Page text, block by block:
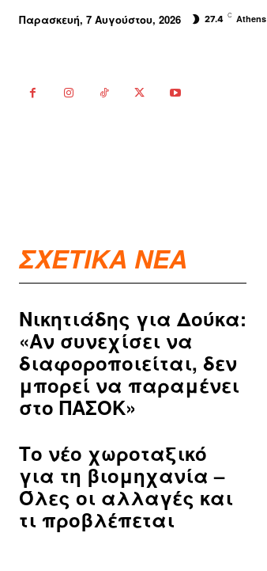
Παρασκευή, 7 Αυγούστου, 2026 27.4 C Athens
ΣΧΕΤΙΚΑ ΝΕΑ
Νικητιάδης για Δούκα:
«Αν συνεχίσει να
διαφοροποιείται, δεν
μπορεί να παραμένει
στο ΠΑΣΟΚ»
Το νέο χωροταξικό
για τη βιομηχανία –
Όλες οι αλλαγές και
τι προβλέπεται